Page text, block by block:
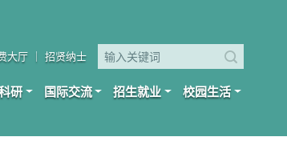
大厅 招贤纳士
研 国际交流 招生就业 校园生活